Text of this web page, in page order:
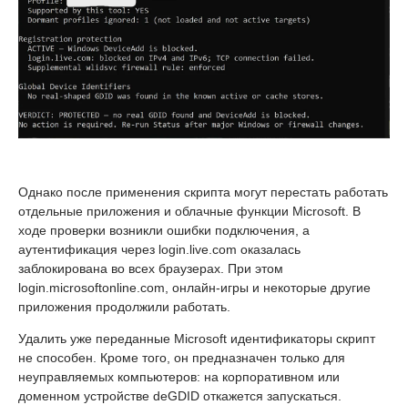
Однако после применения скрипта могут перестать работать
отдельные приложения и облачные функции Microsoft. В
ходе проверки возникли ошибки подключения, а
аутентификация через login.live.com оказалась
заблокирована во всех браузерах. При этом
login.microsoftonline.com, онлайн-игры и некоторые другие
приложения продолжили работать.
Удалить уже переданные Microsoft идентификаторы скрипт
не способен. Кроме того, он предназначен только для
неуправляемых компьютеров: на корпоративном или
доменном устройстве deGDID откажется запускаться.